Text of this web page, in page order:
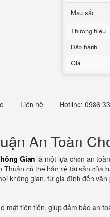
Mầu sắc
Thương hiệu
Bảo hành
Giá
Liên hệ Hotline: 0986
An Toàn
Gian là một lựa chọn an
có thể bảo vệ tài sản
không gian, từ gia đình đến văn
mật tiên tiến, giúp đảm bảo an